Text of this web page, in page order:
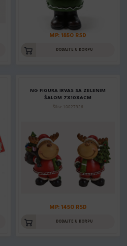
MP: 1850 RSD
DODAJTE U KORPU
NG FIGURA IRVAS SA ZELENIM
ŠALOM 7X10X6CM
Šifra: 10027926
MP: 1450 RSD
DODAJTE U KORPU